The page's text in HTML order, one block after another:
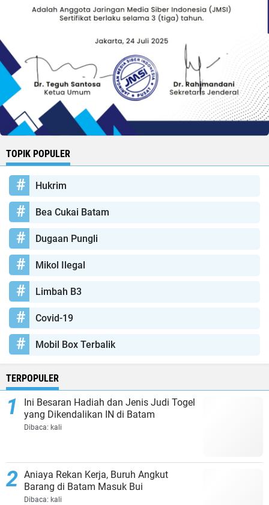
TOPIK POPULER
Hukrim
Bea Cukai Batam
Dugaan Pungli
Mikol Ilegal
Limbah B3
Covid-19
Mobil Box Terbalik
TERPOPULER
Ini Besaran Hadiah dan Jenis Judi Togel
yang Dikendalikan IN di Batam
Dibaca: kali
Aniaya Rekan Kerja, Buruh Angkut
Barang di Batam Masuk Bui
Dibaca: kali